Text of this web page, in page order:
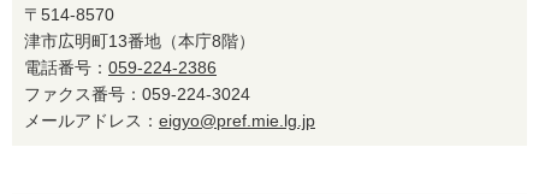
〒514-8570
津市広明町13番地（本庁8階）
電話番号： 059-224-2386
ファクス番号：059-224-3024
メールアドレス： eigyo@pref.mie.lg.jp